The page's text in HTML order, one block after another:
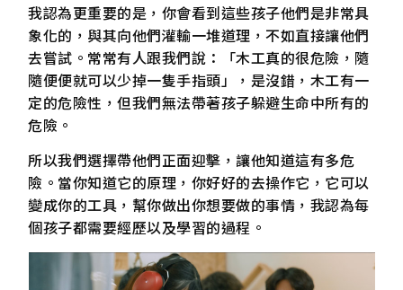
我認為更重要的是，你會看到這些孩子他們是非常具
象化的，與其向他們灌輸一堆道理，不如直接讓他們
去嘗試。常常有人跟我們說：「木工真的很危險，隨
隨便便就可以少掉一隻手指頭」，是沒錯，木工有一
定的危險性，但我們無法帶著孩子躲避生命中所有的
危險。
所以我們選擇帶他們正面迎擊，讓他知道這有多危
險。當你知道它的原理，你好好的去操作它，它可以
變成你的工具，幫你做出你想要做的事情，我認為每
個孩子都需要經歷以及學習的過程。